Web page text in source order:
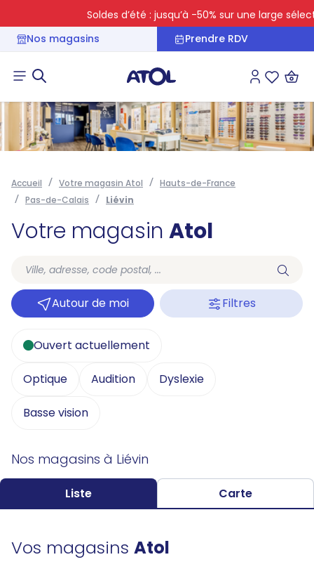
Soldes d’été : jusqu’à -50% sur une large
Nos magasins
Prendre RDV
Connexion
Accueil Votre magasin Atol
Hauts-de-France
Pas-de-Calais
Liévin
Votre magasin Atol
Autour de moi Filtres
Ouvert actuellement
Optique Audition Dyslexie
Basse vision
Nos magasins à Liévin
Liste Carte
Vos magasins Atol